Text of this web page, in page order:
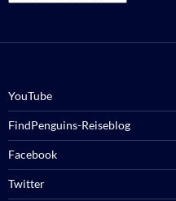
YouTube
FindPenguins-Reiseblog
Facebook
Twitter